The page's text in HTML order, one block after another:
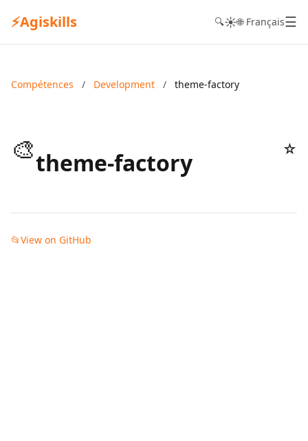
⚡Agiskills 🔍☀️🌐 Français☰
Compétences / Development / theme-factory
🎨theme-factory ☆
📂View on GitHub